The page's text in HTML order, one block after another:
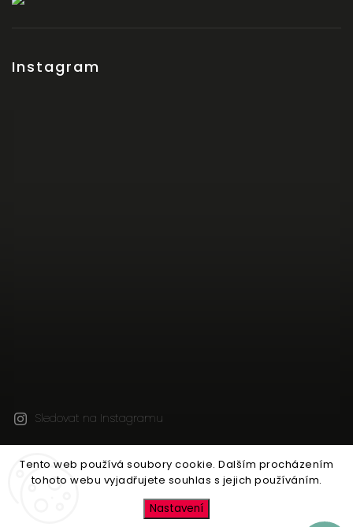
Tento web používá soubory cookie. Dalším procházením
tohoto webu vyjadřujete souhlas s jejich používáním.
Nastavení
Instagram
Sledovat na Instagramu
Copyright 2026Jen tak z lásky. Všechna práva
vyhrazena.
Upravit nastavení cookies